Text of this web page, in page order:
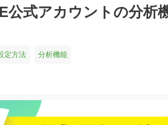
公式アカウントの分析
定方法 分析機能